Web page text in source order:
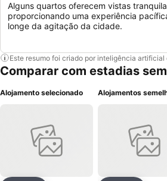
Alguns quartos oferecem vistas
proporcionando uma experiência
longe da agitação da cidade.
Este resumo foi criado por inteligência
Comparar com estadias
Alojamento selecionado Alojamentos